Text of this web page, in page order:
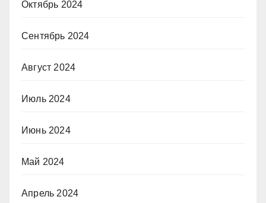
Октябрь 2024
Сентябрь 2024
Август 2024
Июль 2024
Июнь 2024
Май 2024
Апрель 2024